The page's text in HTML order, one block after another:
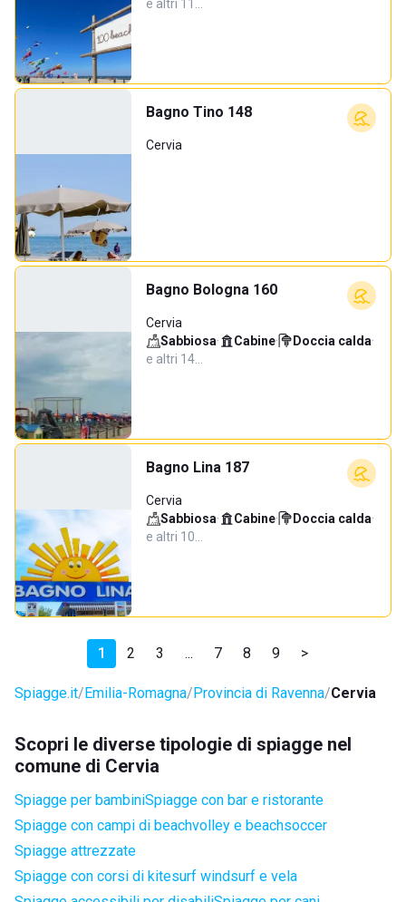
e altri 11…
Bagno Tino 148
Cervia
Bagno Bologna 160
Cervia
Sabbiosa· Cabine· Doccia calda·
e altri 14…
Bagno Lina 187
Cervia
Sabbiosa· Cabine· Doccia calda·
e altri 10…
1 2 3 ... 7 8 9 >
Spiagge.it Emilia-Romagna Provincia di Ravenna Cervia
Scopri le diverse tipologie di spiagge nel
comune di Cervia
Spiagge per bambiniSpiagge con bar e ristorante
Spiagge con campi di beachvolley e beachsoccer
Spiagge attrezzate
Spiagge con corsi di kitesurf windsurf e vela